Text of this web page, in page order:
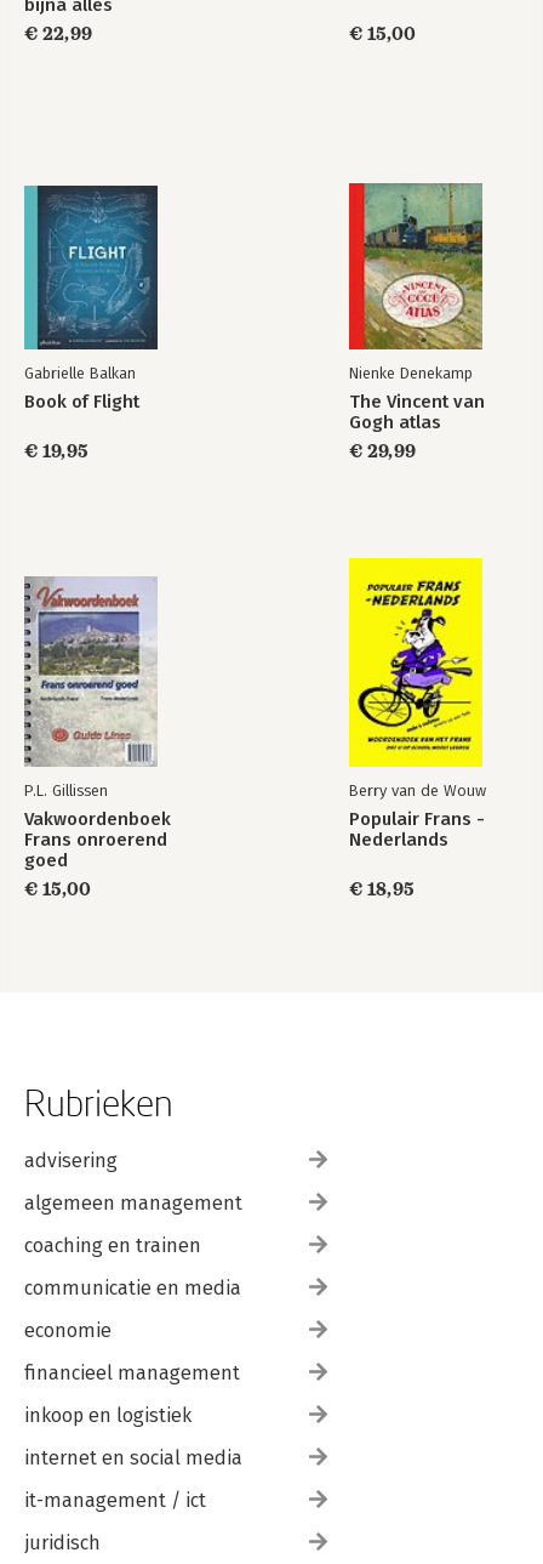
bijna alles
€ 22,99
€ 15,00
Gabrielle Balkan
Book of Flight
€ 19,95
Nienke Denekamp
The Vincent van
Gogh atlas
€ 29,99
P.L. Gillissen
Vakwoordenboek
Frans onroerend
goed
€ 15,00
Berry van de Wouw
Populair Frans -
Nederlands
€ 18,95
Rubrieken
advisering
algemeen management
coaching en trainen
communicatie en media
economie
financieel management
inkoop en logistiek
internet en social media
it-management / ict
juridisch